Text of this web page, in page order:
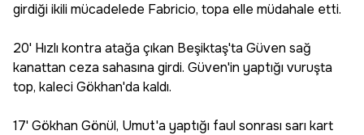
girdiği ikili mücadelede Fabricio, topa elle müdahale etti.
20' Hızlı kontra atağa çıkan Beşiktaş'ta Güven sağ
kanattan ceza sahasına girdi. Güven'in yaptığı vuruşta
top, kaleci Gökhan'da kaldı.
17' Gökhan Gönül, Umut'a yaptığı faul sonrası sarı kart